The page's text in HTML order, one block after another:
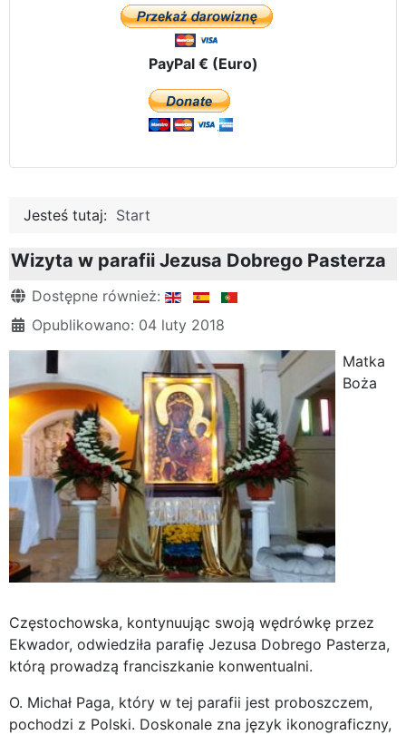
PayPal € (Euro)
Jesteś tutaj: Start
Wizyta w parafii Jezusa Dobrego Pasterza
Szczegóły
Dostępne również:
Opublikowano: 04 luty 2018
Matka
Boża
Częstochowska, kontynuując swoją wędrówkę przez
Ekwador, odwiedziła parafię Jezusa Dobrego Pasterza,
którą prowadzą franciszkanie konwentualni.
O. Michał Paga, który w tej parafii jest proboszczem,
pochodzi z Polski. Doskonale zna język ikonograficzny,